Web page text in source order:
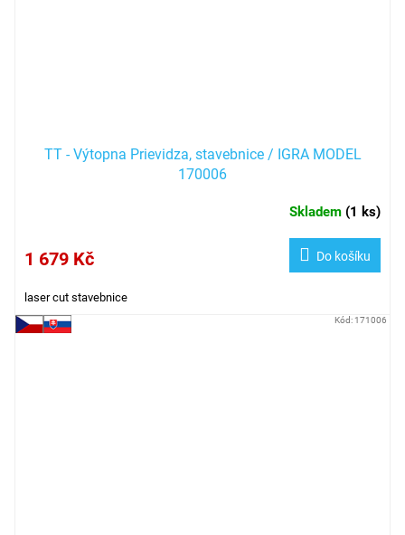
TT - Výtopna Prievidza, stavebnice / IGRA MODEL
170006
Skladem (1 ks)
1 679 Kč Do košíku
laser cut stavebnice
Kód: 171006